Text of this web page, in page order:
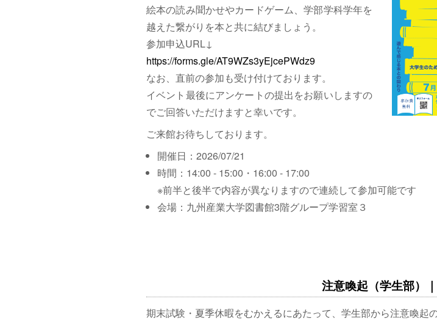
絵本の読み聞かせやカードゲーム、学部学科学年を
越えた繋がりを本と共に結びましょう。
参加申込URL↓
https://forms.gle/AT9WZs3yEjcePWdz9
なお、直前の参加も受け付けております。
イベント最後にアンケートの提出をお願いしますの
でご回答いただけますと幸いです。
ご来館お待ちしております。
開催日：2026/07/21
時間：14:00 - 15:00・16:00 - 17:00
※前半と後半で内容が異なりますので連続して参加可能です
会場：九州産業大学図書館3階グループ学習室３
注意喚起（学生部）
期末試験・夏季休暇をむかえるにあたって、学生部から注意喚起